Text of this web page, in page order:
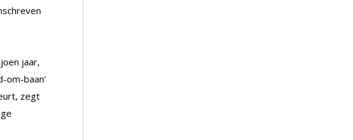
jaar,
om-baan’
zegt